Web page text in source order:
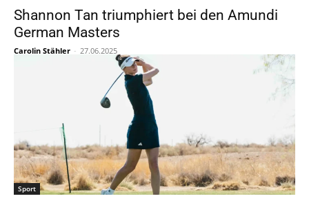
Shannon Tan triumphiert bei den Amundi
German Masters
Carolin Stähler - 27.06.2025
Sport